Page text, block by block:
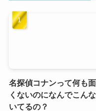
名探偵コナンって何も
くないのになんでこん
いてるの？